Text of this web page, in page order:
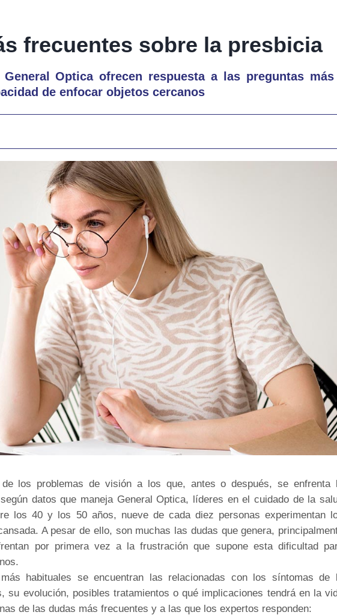
frecuentes sobre la presbicia
Optica ofrecen respuesta a las preguntas
de enfocar objetos cercanos
los problemas de visión a los que, antes o después, se enfrenta
datos que maneja General Optica, líderes en el cuidado de la
los 40 y los 50 años, nueve de cada diez personas experimentan
A pesar de ello, son muchas las dudas que genera,
por primera vez a la frustración que supone esta dificultad
habituales se encuentran las relacionadas con los síntomas de
su evolución, posibles tratamientos o qué implicaciones tendrá en la
de las dudas más frecuentes y a las que los expertos responden: